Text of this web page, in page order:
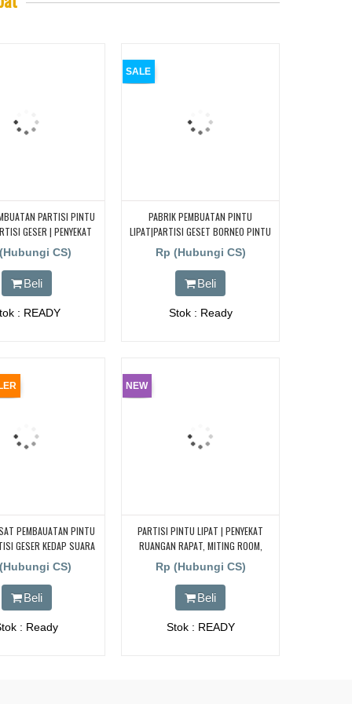
PARTISI PINTU
GESER | PENYEKAT
| DI MAKASAR
CS)
Beli
: READY
SALE
PABRIK PEMBUATAN PINTU
LIPAT|PARTISI GESET BORNEO PINTU
LIPAT 085693510871
Rp (Hubungi CS)
Beli
Stok : Ready
PEMBAUATAN PINTU
GESER KEDAP SUARA
CS)
Beli
: Ready
NEW
PARTISI PINTU LIPAT | PENYEKAT
RUANGAN RAPAT, MITING ROOM,
KANTOR
Rp (Hubungi CS)
Beli
Stok : READY